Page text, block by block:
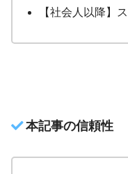
【社会人以降】
本記事の信頼性